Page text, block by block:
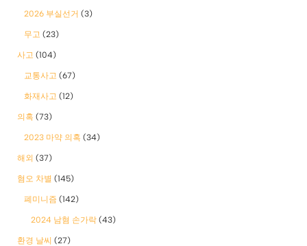
2026 부실선거 (3)
무고 (23)
사고 (104)
교통사고 (67)
화재사고 (12)
의혹 (73)
2023 마약 의혹 (34)
해외 (37)
혐오 차별 (145)
폐미니즘 (142)
2024 남혐 손가락 (43)
환경 날씨 (27)